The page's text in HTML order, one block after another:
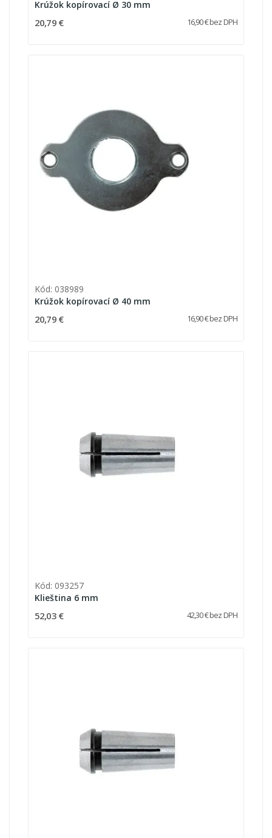
Krúžok kopírovací Ø 30 mm
20,79 € 16,90 € bez DPH
Kód: 038989
Krúžok kopírovací Ø 40 mm
20,79 € 16,90 € bez DPH
Kód: 093257
Klieština 6 mm
52,03 € 42,30 € bez DPH